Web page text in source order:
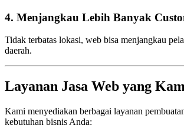
4. Menjangkau Lebih Banyak
Tidak terbatas lokasi, web bisa menjangkau
daerah.
Layanan Jasa Web yang
Kami menyediakan berbagai layanan
kebutuhan bisnis Anda: